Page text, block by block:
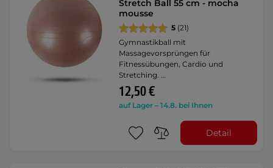
Stretch Ball 55 cm - mocha
mousse
5 (21)
Gymnastikball mit
Massagevorsprüngen für
Fitnessübungen, Cardio und
Stretching. …
12,50 €
auf Lager – 14.8. bei Ihnen
Detail